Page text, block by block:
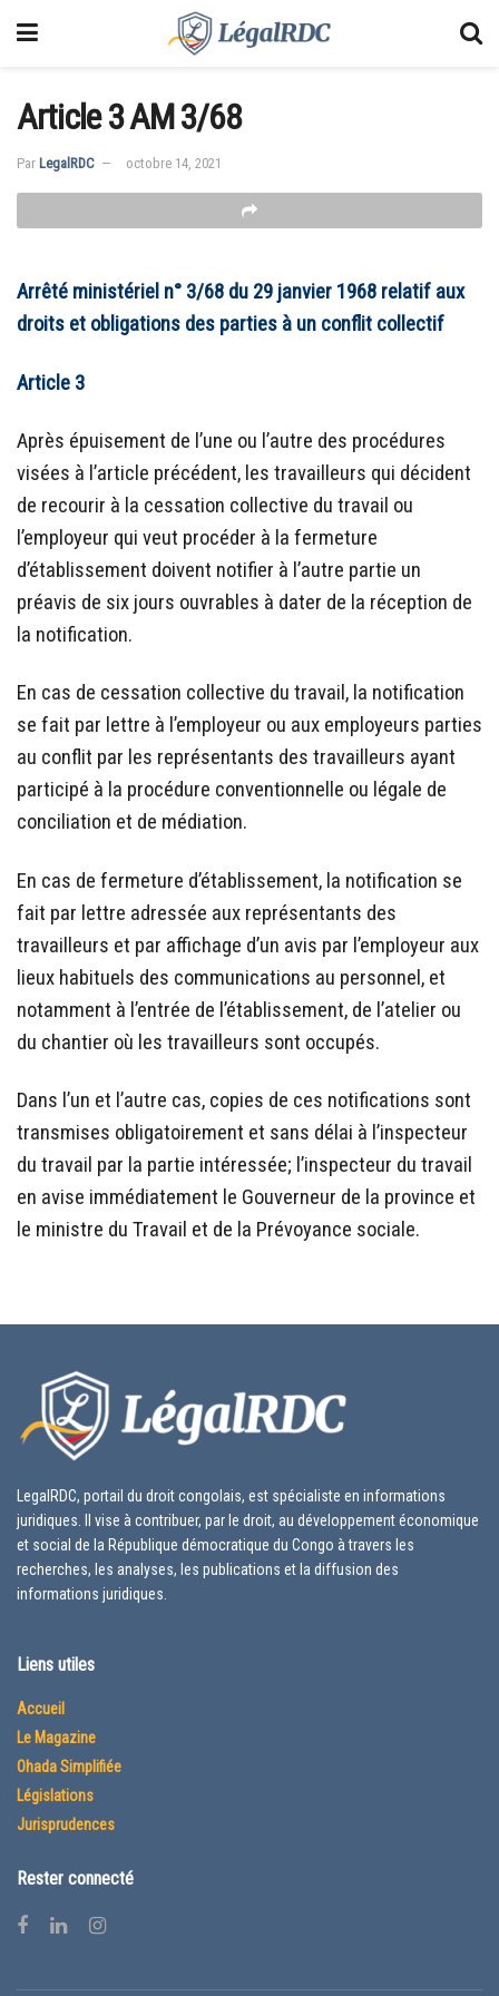
Article 3 AM 3/68
Par LegalRDC octobre 14, 2021
Arrêté ministériel n° 3/68 du 29 janvier 1968 relatif aux
droits et obligations des parties à un conflit collectif
Article 3
Après épuisement de l’une ou l’autre des procédures
visées à l’article précédent, les travailleurs qui décident
de recourir à la cessation collective du travail ou
l’employeur qui veut procéder à la fermeture
d’établissement doivent notifier à l’autre partie un
préavis de six jours ouvrables à dater de la réception de
la notification.
En cas de cessation collective du travail, la notification
se fait par lettre à l’employeur ou aux employeurs parties
au conflit par les représentants des travailleurs ayant
participé à la procédure conventionnelle ou légale de
conciliation et de médiation.
En cas de fermeture d’établissement, la notification se
fait par lettre adressée aux représentants des
travailleurs et par affichage d’un avis par l’employeur aux
lieux habituels des communications au personnel, et
notamment à l’entrée de l’établissement, de l’atelier ou
du chantier où les travailleurs sont occupés.
Dans l’un et l’autre cas, copies de ces notifications sont
transmises obligatoirement et sans délai à l’inspecteur
du travail par la partie intéressée; l’inspecteur du travail
en avise immédiatement le Gouverneur de la province et
le ministre du Travail et de la Prévoyance sociale.
LegalRDC, portail du droit congolais, est spécialiste en informations
juridiques. Il vise à contribuer, par le droit, au développement économique
et social de la République démocratique du Congo à travers les
recherches, les analyses, les publications et la diffusion des
informations juridiques.
Liens utiles
Accueil
Le Magazine
Ohada Simplifiée
Législations
Jurisprudences
Rester connecté